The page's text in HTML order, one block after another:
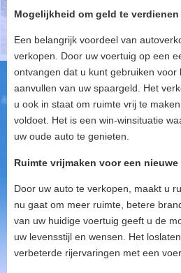
Mogelijkheid om geld te
Een belangrijk voordeel van
verkopen. Door uw voertuig op een
ontvangen dat u kunt gebruiken
aanvullen van uw spaargeld. Het
u ook in staat om ruimte vrij te
voldoet. Het is een win-winsituatie
uw oude auto te genieten.
Ruimte vrijmaken voor een
Door uw auto te verkopen, maakt u
nu gaat om meer ruimte, betere
van uw huidige voertuig geeft u de
uw levensstijl en wensen. Het
verbeterde rijervaringen met een